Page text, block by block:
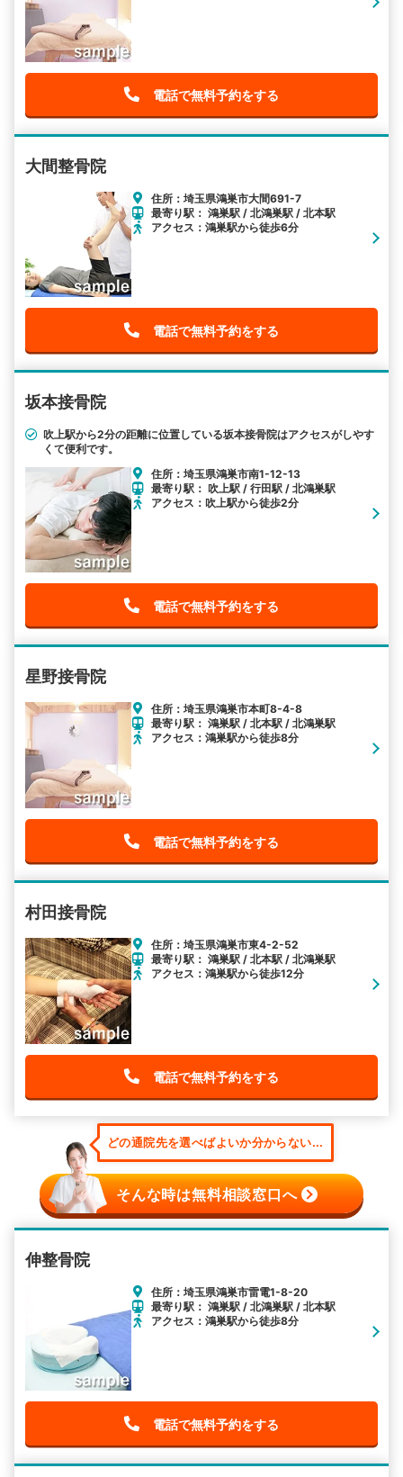
電話で無料予約をする
大間整骨院
住所：埼玉県鴻巣市大間691-7
最寄り駅： 鴻巣駅 / 北鴻巣駅 / 北本駅
アクセス：鴻巣駅から徒歩6分
電話で無料予約をする
坂本接骨院
吹上駅から2分の距離に位置している坂本接骨院はアクセスがしやす
くて便利です。
住所：埼玉県鴻巣市南1-12-13
最寄り駅： 吹上駅 / 行田駅 / 北鴻巣駅
アクセス：吹上駅から徒歩2分
電話で無料予約をする
星野接骨院
住所：埼玉県鴻巣市本町8-4-8
最寄り駅： 鴻巣駅 / 北本駅 / 北鴻巣駅
アクセス：鴻巣駅から徒歩8分
電話で無料予約をする
村田接骨院
住所：埼玉県鴻巣市東4-2-52
最寄り駅： 鴻巣駅 / 北本駅 / 北鴻巣駅
アクセス：鴻巣駅から徒歩12分
電話で無料予約をする
どの通院先を選べばよいか分からない...
そんな時は無料相談窓口へ
伸整骨院
住所：埼玉県鴻巣市雷電1-8-20
最寄り駅： 鴻巣駅 / 北鴻巣駅 / 北本駅
アクセス：鴻巣駅から徒歩8分
電話で無料予約をする